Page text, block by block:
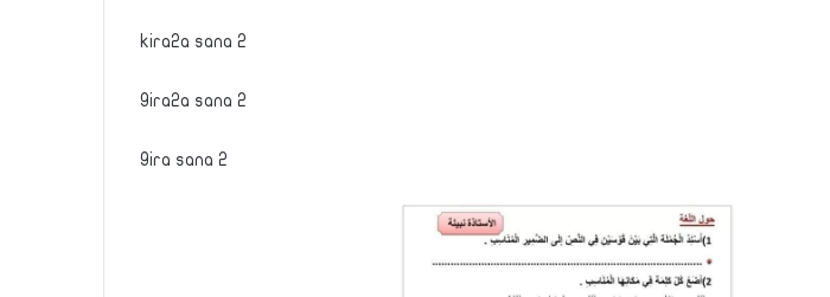
kira2a sana 2
9ira2a sana 2
9ira sana 2